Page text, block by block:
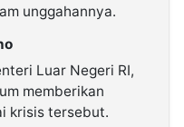
unggahannya.
Luar Negeri RI,
memberikan
krisis tersebut.